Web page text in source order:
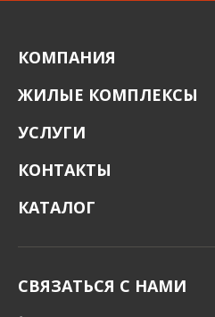
КОМПАНИЯ
ЖИЛЫЕ КОМПЛЕКСЫ
УСЛУГИ
КОНТАКТЫ
КАТАЛОГ
СВЯЗАТЬСЯ С НАМИ